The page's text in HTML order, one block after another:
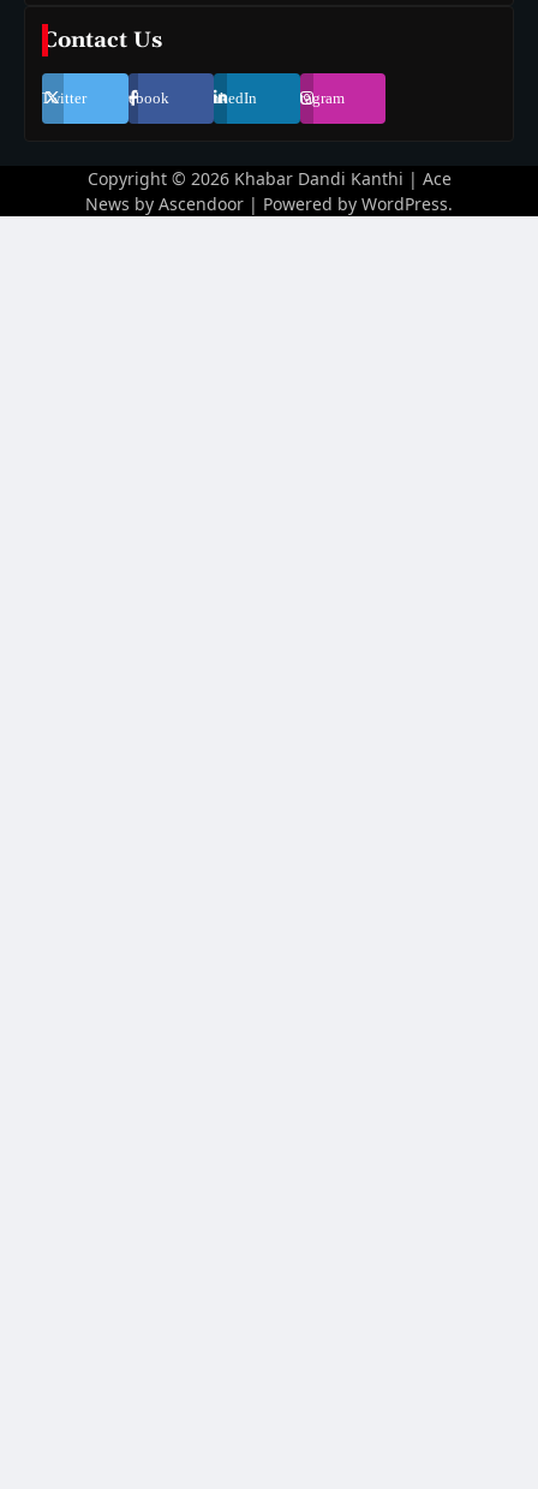
Contact Us
Twitter Facebook LinkedIn Instagram
Copyright © 2026 Khabar Dandi Kanthi | Ace
News by Ascendoor | Powered by WordPress.